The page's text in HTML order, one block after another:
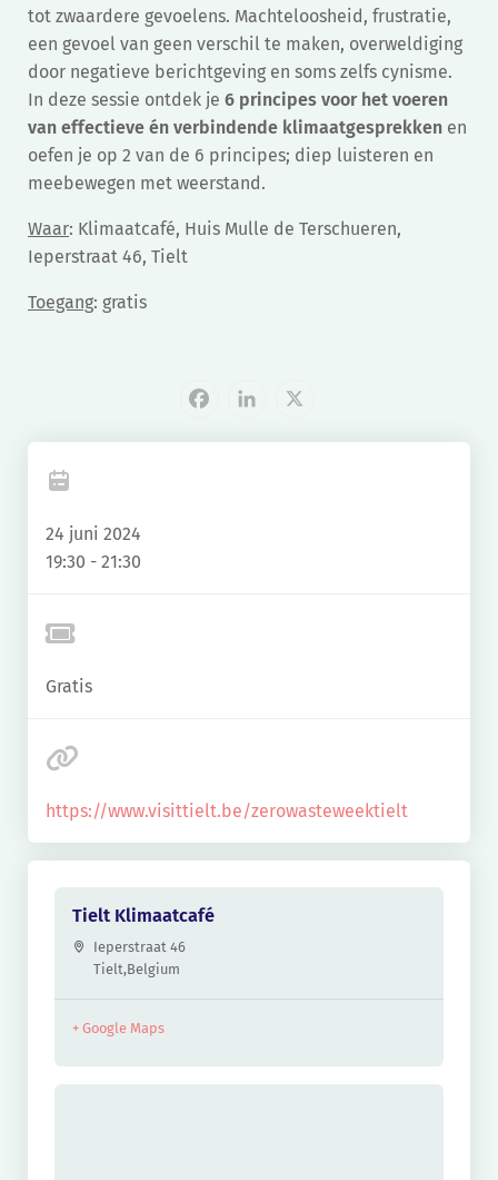
tot zwaardere gevoelens. Machteloosheid, frustratie,
een gevoel van geen verschil te maken, overweldiging
door negatieve berichtgeving en soms zelfs cynisme.
In deze sessie ontdek je 6 principes voor het voeren
van effectieve én verbindende klimaatgesprekken en
oefen je op 2 van de 6 principes; diep luisteren en
meebewegen met weerstand.
Waar: Klimaatcafé, Huis Mulle de Terschueren,
Ieperstraat 46, Tielt
Toegang: gratis
Facebook
LinkedIn
X
24 juni 2024
19:30 - 21:30
Gratis
https://www.visittielt.be/zerowasteweektielt
Tielt Klimaatcafé
Ieperstraat 46
Tielt,Belgium
+ Google Maps